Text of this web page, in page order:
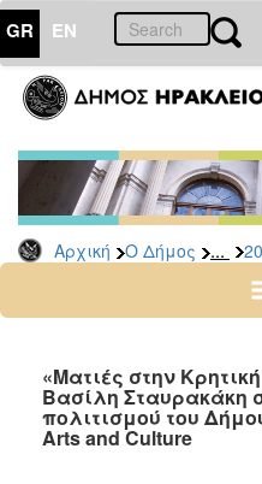
GR EN
Αρχική Ο Δήμος ...
ΔΗΜΟΣ
Δελτία
Τύπου
Αρχείο
2026
2024
2022
2021
«Ματιές στην
Βασίλη Σταυρακάκη
πολιτισμού του
Arts and Culture